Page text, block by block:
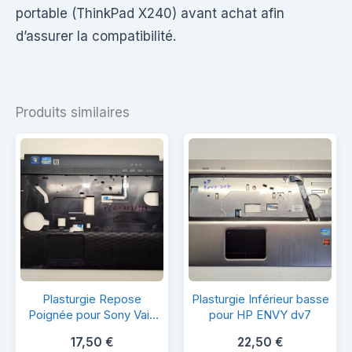
portable (ThinkPad X240) avant achat afin
d’assurer la compatibilité.
Produits similaires
Plasturgie
Repose
Poignée
Plasturgie Repose
Poignée pour Sony Vaio
17,50 €
Plasturgie
Inférieur
basse
Plasturgie Inférieur basse
pour HP ENVY dv7
22,50 €